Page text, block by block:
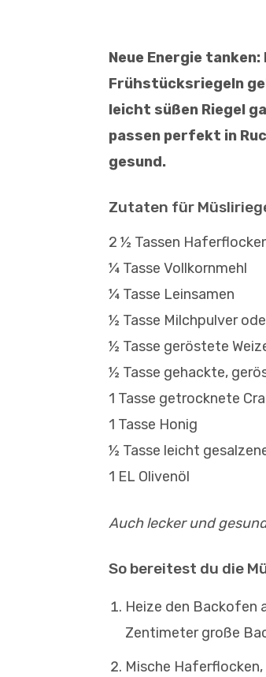
Neue Energie
Frühstücksriegeln
leicht süßen Riegel
passen perfekt in
gesund.
Zutaten für
2 ½ Tassen
¼ Tasse Vollkornmehl
¼ Tasse Leinsamen
½ Tasse Milchpulver
½ Tasse geröstete
½ Tasse gehackte,
1 Tasse getrocknete
1 Tasse Honig
½ Tasse leicht
1 EL Olivenöl
Auch lecker und
So bereitest du die
Heize den Backofen
Zentimeter große
Mische Haferflocken,